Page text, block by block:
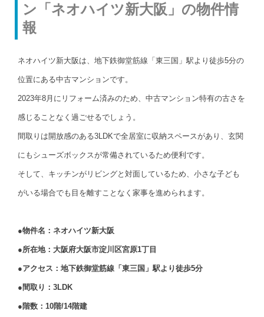
ン「ネオハイツ新大阪」の物件情
報
ネオハイツ新大阪は、地下鉄御堂筋線「東三国」駅より徒歩5分の
位置にある中古マンションです。
2023年8月にリフォーム済みのため、中古マンション特有の古さを
感じることなく過ごせるでしょう。
間取りは開放感のある3LDKで全居室に収納スペースがあり、玄関
にもシューズボックスが常備されているため便利です。
そして、キッチンがリビングと対面しているため、小さな子ども
がいる場合でも目を離すことなく家事を進められます。
●物件名：ネオハイツ新大阪
●所在地：大阪府大阪市淀川区宮原1丁目
●アクセス：地下鉄御堂筋線「東三国」駅より徒歩5分
●間取り：3LDK
●階数：10階/14階建